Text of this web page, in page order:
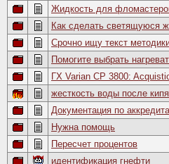
Жидкость для
Как сделать светящуюся
Срочно ищу текст
Помогите выбрать
ГХ Varian CP 3800:
жесткость воды после
Документация по
Нужна помощь
Пересчет процентов
идентификация гнефти